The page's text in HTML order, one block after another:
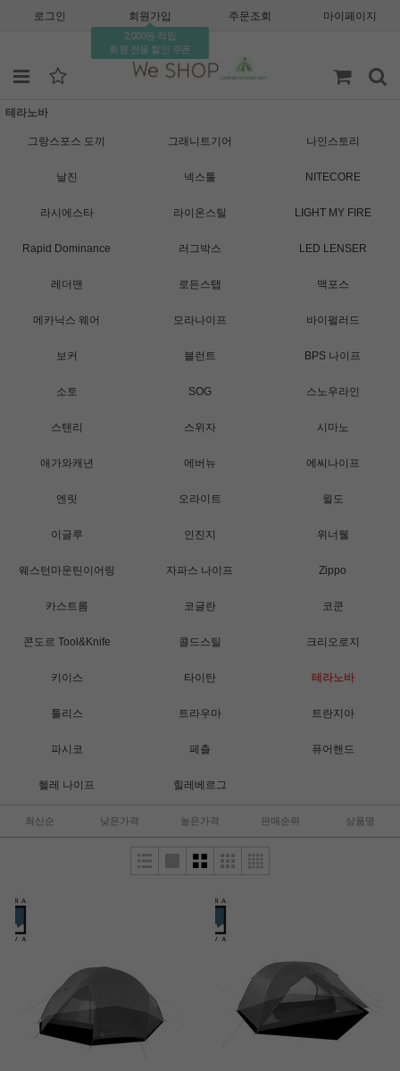
로그인 회원가입
2,000원 적립
회원 전용 할인 쿠폰
주문조회 마이페이지
테라노바
그랑스포스 도끼 그래니트기어 나인스토리
날진 넥스툴 NITECORE
라시에스타 라이온스틸 LIGHT MY FIRE
Rapid Dominance 러그박스 LED LENSER
레더맨 로든스탭 맥포스
메카닉스 웨어 모라나이프 바이펄러드
보커 블런트 BPS 나이프
소토 SOG 스노우라인
스탠리 스위자 시마노
애가와캐년 에버뉴 에씨나이프
엔릿 오라이트 윌도
이글루 인진지 위너웰
웨스턴마운틴이어링 자파스 나이프 Zippo
카스트롬 코글란 코쿤
콘도르 Tool&Knife 콜드스틸 크리오로지
키이스 타이탄 테라노바
툴리스 트라우마 트란지아
파시코 페츨 퓨어핸드
헬레 나이프 힐레베르그
최신순 낮은가격 높은가격 판매순위 상품명